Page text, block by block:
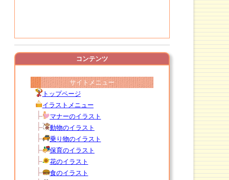
コンテンツ
サイトメニュー
トップページ
イラストメニュー
マナーのイラスト
動物のイラスト
乗り物のイラスト
保育のイラスト
花のイラスト
食のイラスト